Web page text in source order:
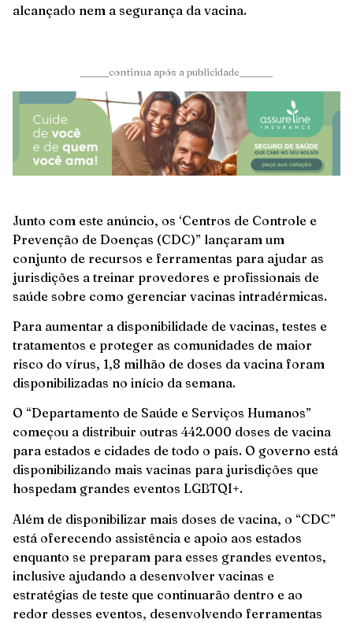
alcançado nem a segurança da vacina.
______continua após a publicidade_______
Junto com este anúncio, os ‘Centros de Controle e
Prevenção de Doenças (CDC)” lançaram um
conjunto de recursos e ferramentas para ajudar as
jurisdições a treinar provedores e profissionais de
saúde sobre como gerenciar vacinas intradérmicas.
Para aumentar a disponibilidade de vacinas, testes e
tratamentos e proteger as comunidades de maior
risco do vírus, 1,8 milhão de doses da vacina foram
disponibilizadas no início da semana.
O “Departamento de Saúde e Serviços Humanos”
começou a distribuir outras 442.000 doses de vacina
para estados e cidades de todo o país. O governo está
disponibilizando mais vacinas para jurisdições que
hospedam grandes eventos LGBTQI+.
Além de disponibilizar mais doses de vacina, o “CDC”
está oferecendo assistência e apoio aos estados
enquanto se preparam para esses grandes eventos,
inclusive ajudando a desenvolver vacinas e
estratégias de teste que continuarão dentro e ao
redor desses eventos, desenvolvendo ferramentas